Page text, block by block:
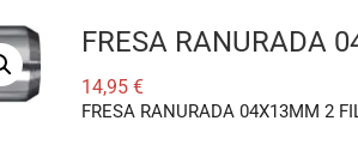
FRESA RANURADA
14,95 €
FRESA RANURADA 04X13MM 2